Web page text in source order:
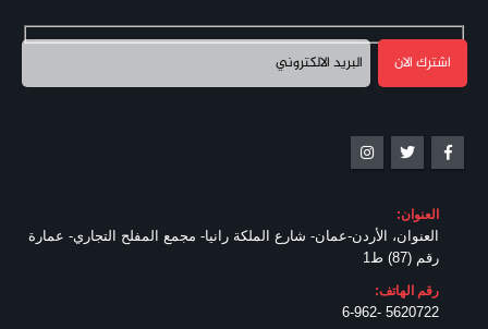
العنوان:
العنوان، الأردن-عمان- شارع الملكة رانيا- مجمع المفلح التجاري- عمارة
رقم (87) ط1
رقم الهاتف:
5620722 -6-962